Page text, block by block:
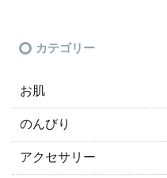
カテゴリー
お肌
のんびり
アクセサリー